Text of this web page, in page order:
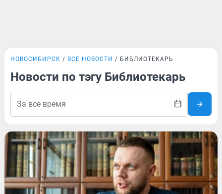
НОВОСИБИРСК ВСЕ НОВОСТИ БИБЛИОТЕКАРЬ
Новости по тэгу Библиотекарь